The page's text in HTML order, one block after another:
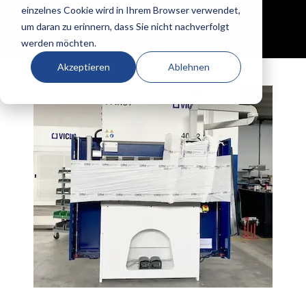
einzelnes Cookie wird in Ihrem Browser verwendet,
um daran zu erinnern, dass Sie nicht nachverfolgt
werden möchten.
Akzeptieren Ablehnen